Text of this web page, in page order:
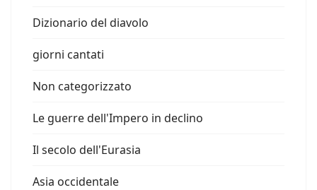
Dizionario del diavolo
giorni cantati
Non categorizzato
Le guerre dell'Impero in declino
Il secolo dell'Eurasia
Asia occidentale